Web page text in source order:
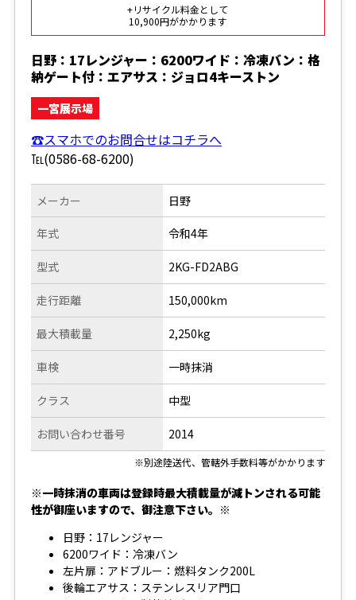
+リサイクル料金として
10,900円がかかります
日野：17レンジャー：6200ワイド：冷凍バン：格
納ゲート付：エアサス：ジョロ4キーストン
一宮展示場
☎スマホでのお問合せはコチラへ
℡(0586-68-6200)
メーカー
年式
型式
走行距離
日野
令和4年
2KG-FD2ABG
150,000km
最大積載量
車検
クラス
お問い合わせ番号
2,250kg
一時抹消
中型
2014
※別途陸送代、管轄外手数料等がかかります
※一時抹消の車両は登録時最大積載量が減トンされる可能
性が御座いますので、御注意下さい。※
日野：17レンジャー
6200ワイド：冷凍バン
左片扉：アドブルー：燃料タンク200L
後輪エアサス：ステンレスリア門口